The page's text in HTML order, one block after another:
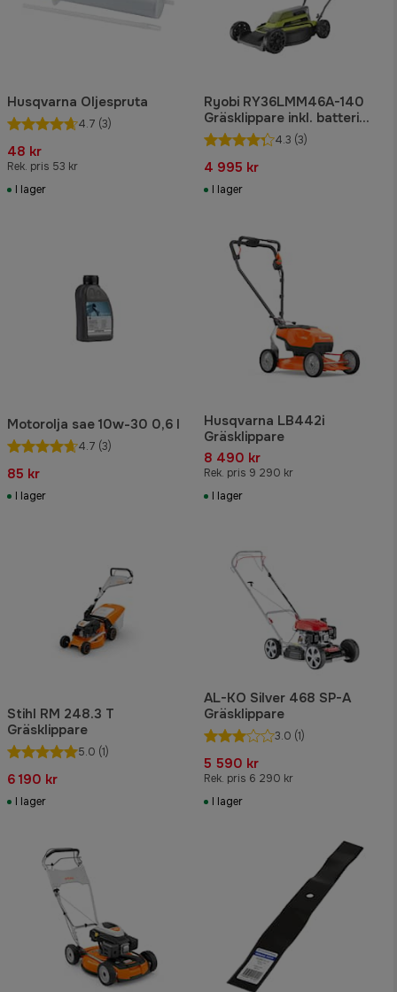
Husqvarna Oljespruta
4.7 (3)
48 kr
Rek. pris 53 kr
I lager
Ryobi RY36LMM46A-140
Gräsklippare inkl. batteri
36V
4.3 (3)
4 995 kr
I lager
Motorolja sae 10w-30 0,6 l
4.7 (3)
85 kr
I lager
Husqvarna LB442i
Gräsklippare
8 490 kr
Rek. pris 9 290 kr
I lager
Stihl RM 248.3 T
Gräsklippare
5.0 (1)
6 190 kr
I lager
AL-KO Silver 468 SP-A
Gräsklippare
3.0 (1)
5 590 kr
Rek. pris 6 290 kr
I lager